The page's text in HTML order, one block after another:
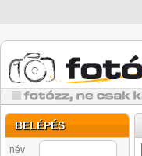
BELÉPÉS
név